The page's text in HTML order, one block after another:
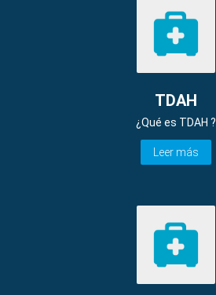
TDAH
¿Qué es TDAH ?
Leer más